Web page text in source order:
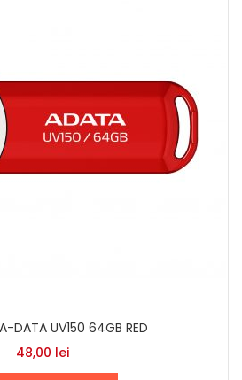
DATA UV150 64GB RED
48,00 lei